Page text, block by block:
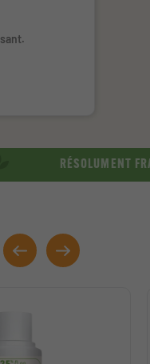
RÉSOLUMENT FRANÇAIS &